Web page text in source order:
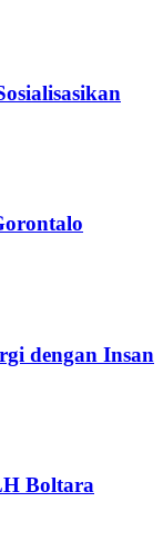
dengan Insan
Boltara